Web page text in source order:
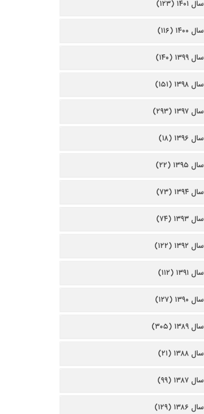
سال ۱۴۰۱ (۱۲۳)
سال ۱۴۰۰ (۱۱۶)
سال ۱۳۹۹ (۱۴۰)
سال ۱۳۹۸ (۱۵۱)
سال ۱۳۹۷ (۲۹۳)
سال ۱۳۹۶ (۱۸)
سال ۱۳۹۵ (۲۲)
سال ۱۳۹۴ (۷۳)
سال ۱۳۹۳ (۷۴)
سال ۱۳۹۲ (۱۲۲)
سال ۱۳۹۱ (۱۱۲)
سال ۱۳۹۰ (۱۲۷)
سال ۱۳۸۹ (۳۰۵)
سال ۱۳۸۸ (۲۱)
سال ۱۳۸۷ (۹۹)
سال ۱۳۸۶ (۱۲۹)